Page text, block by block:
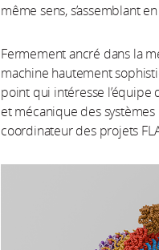
même sens, s’assemblant
Fermement ancré dans la
machine hautement
point qui intéresse l’équipe
et mécanique des
coordinateur des projets